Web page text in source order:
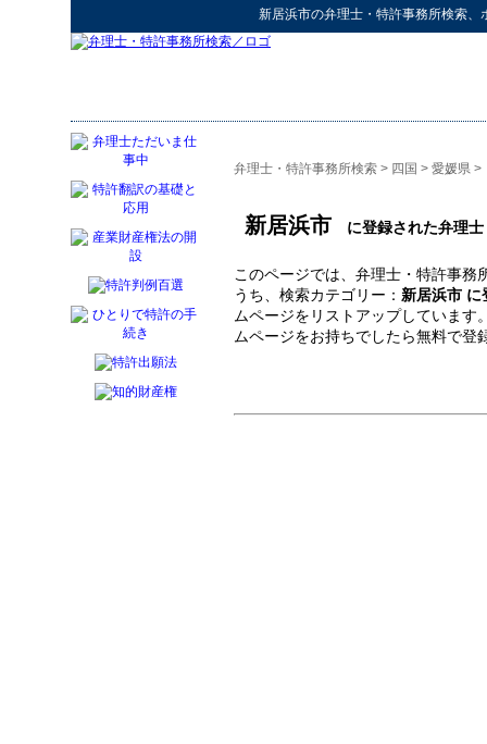
新居浜市の弁理士・特許事務所検索、
弁理士・特許事務所検索 > 四国 > 愛媛県 >
新居浜市 に登録された弁理士
このページでは、弁理士・特許事務
うち、検索カテゴリー： 新居浜市 に
ムページをリストアップしていま
ムページをお持ちでしたら無料で登